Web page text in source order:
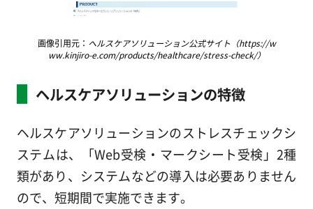
画像引用元： ヘルスケアソリューション公式サイト（https://w
ww.kinjiro-e.com/products/healthcare/stress-check/）
ヘルスケアソリューションの特徴
ヘルスケアソリューションのストレスチェックシ
ステムは、「Web受検・マークシート受検」2種
類があり、システムなどの導入は必要ありません
ので、短期間で実施できます。